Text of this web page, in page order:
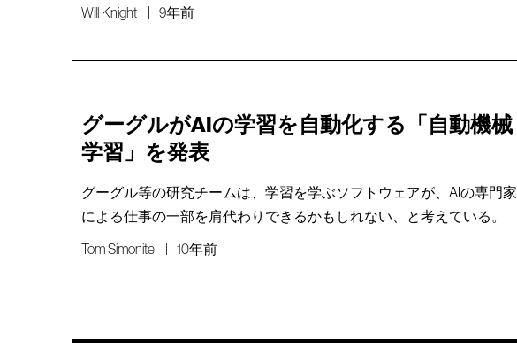
Will Knight 9年前
グーグルがAIの学習を自動化する「自動機械
学習」を発表
グーグル等の研究チームは、学習を学ぶソフトウェアが、AIの専門家
による仕事の一部を肩代わりできるかもしれない、と考えている。
Tom Simonite 10年前